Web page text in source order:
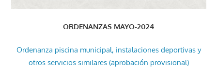
ORDENANZAS MAYO-2024
Ordenanza piscina municipal, instalaciones deportivas y
otros servicios similares (aprobación provisional)